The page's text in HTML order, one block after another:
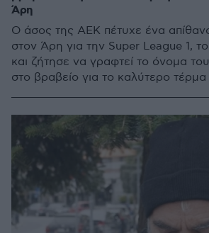
Άρη
Ο άσος της ΑΕΚ πέτυχε ένα
στον Άρη για την Super League 1,
και ζήτησε να γραφτεί το όνομα
στο βραβείο για το καλύτερο τέρμα